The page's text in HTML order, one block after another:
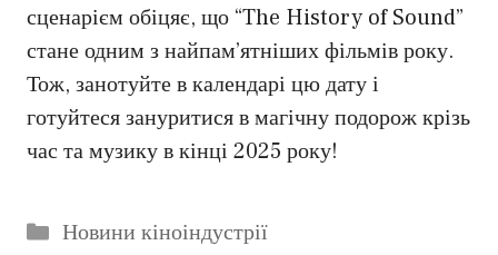
сценарієм обіцяє, що “The History of Sound”
стане одним з найпам’ятніших фільмів року.
Тож, занотуйте в календарі цю дату і
готуйтеся зануритися в магічну подорож крізь
час та музику в кінці 2025 року!
Категорії
Новини кіноіндустрії